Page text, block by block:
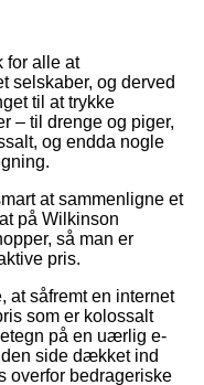
for alle at
selskaber, og derved
til at trykke
– til drenge og piger,
og endda nogle
at sammenligne et
på Wilkinson
så man er
pris.
at såfremt en internet
som er kolossalt
på en uærlig e-
side dækket ind
overfor bedrageriske